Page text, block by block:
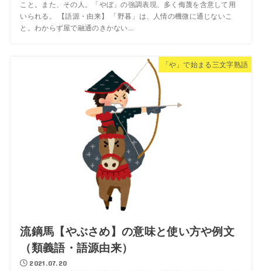
こと。また、その人。「やぼ」の強調表現、多く侮蔑を含意して用
いられる。 【語源・由来】 「野暮」は、人情の機微に通じないこ
と。わからず屋で融通のきかない...
「や」で始まる三文字熟語
流鏑馬【やぶさめ】の意味と使い方や例文
（類義語・語源由来）
2021.07.20